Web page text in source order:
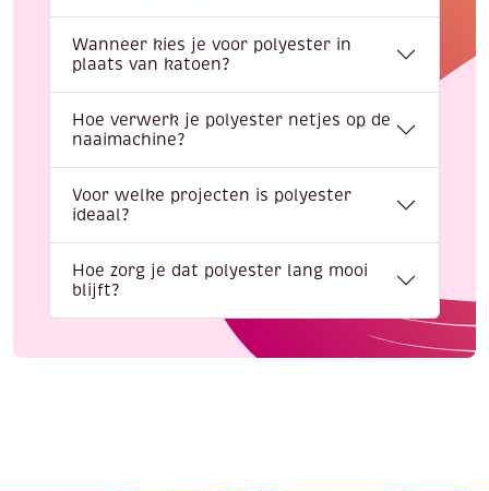
Wanneer kies je voor polyester in
plaats van katoen?
Hoe verwerk je polyester netjes op de
naaimachine?
Voor welke projecten is polyester
ideaal?
Hoe zorg je dat polyester lang mooi
blijft?